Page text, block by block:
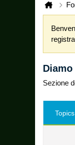
Sezione
Topics